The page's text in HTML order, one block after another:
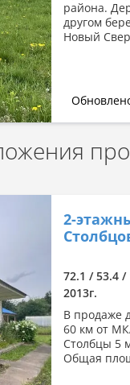
района.
другом
Новый
2-
72.1 / 53.4 /
2013г.
В продаже
60 км от
Столбцы 5
Общая